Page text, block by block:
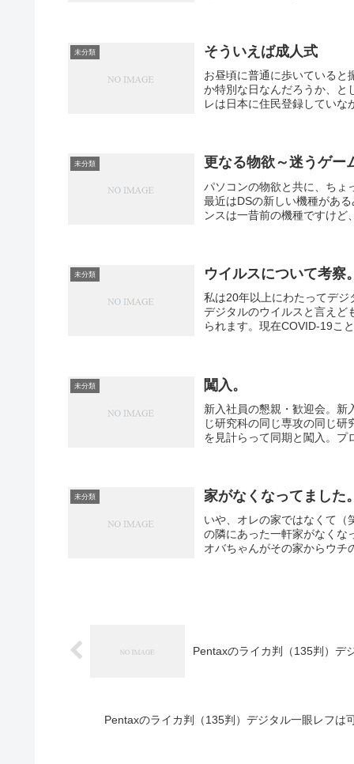
未分類 そういえば成人式
お昼頃に普通に歩いていると
か特別な日なんだろうか、と
レは日本に住民登録していな
未分類 更なる物欲～迷うゲー
パソコンの物欲と共に、ちょ
最近はDSの新しい機種があ
ンスは一昔前の機種ですけど
未分類 ウイルスについて考察。
私は20年以上にわたってデジ
デジタルのウイルスと言えど
られます。現在COVID-19こ
未分類 闖入。
新入社員の懇親・歓迎会。新
じ研究科の同じ専攻の同じ
を見計らって同期と闖入。プ
未分類 家がなくなってました。
いや、オレの家ではなくて（
の隣にあった一軒家がなくな
オバちゃんがその家からウチ
Pentaxのライカ判（135判）デ
Pentaxのライカ判（135判）デジタル一眼レフは